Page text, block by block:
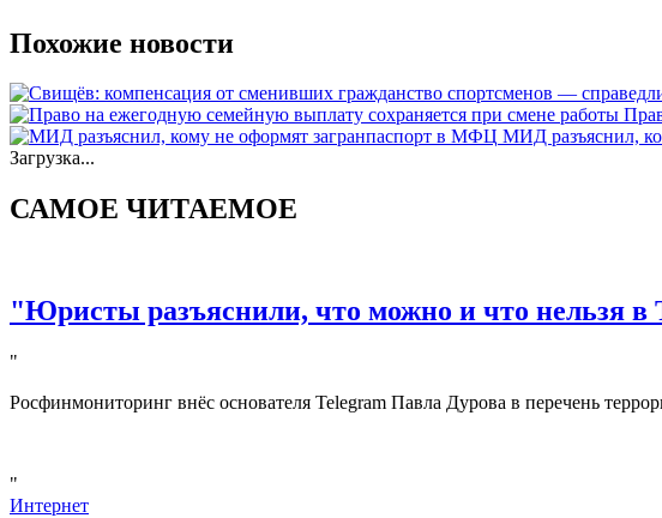
Похожие новости
МИД разъяснил,
Загрузка...
САМОЕ ЧИТАЕМОЕ
"Юристы разъяснили, что можно и что нельзя в
"
Росфинмониторинг внёс основателя Telegram Павла Дурова в перечень
"
Интернет